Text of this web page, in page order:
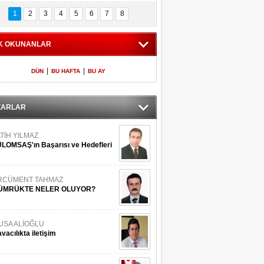
İstanbul
Adaları
600 milletvekilinin
listesi
1 2 3 4 5 6 7 8
OKUNANLAR
DÜN BU HAFTA BU AY
YILMAZ
Başarısı ve Hedefleri
TAHMAZ
NELER OLUYOR?
ALİOĞLU
iletişim